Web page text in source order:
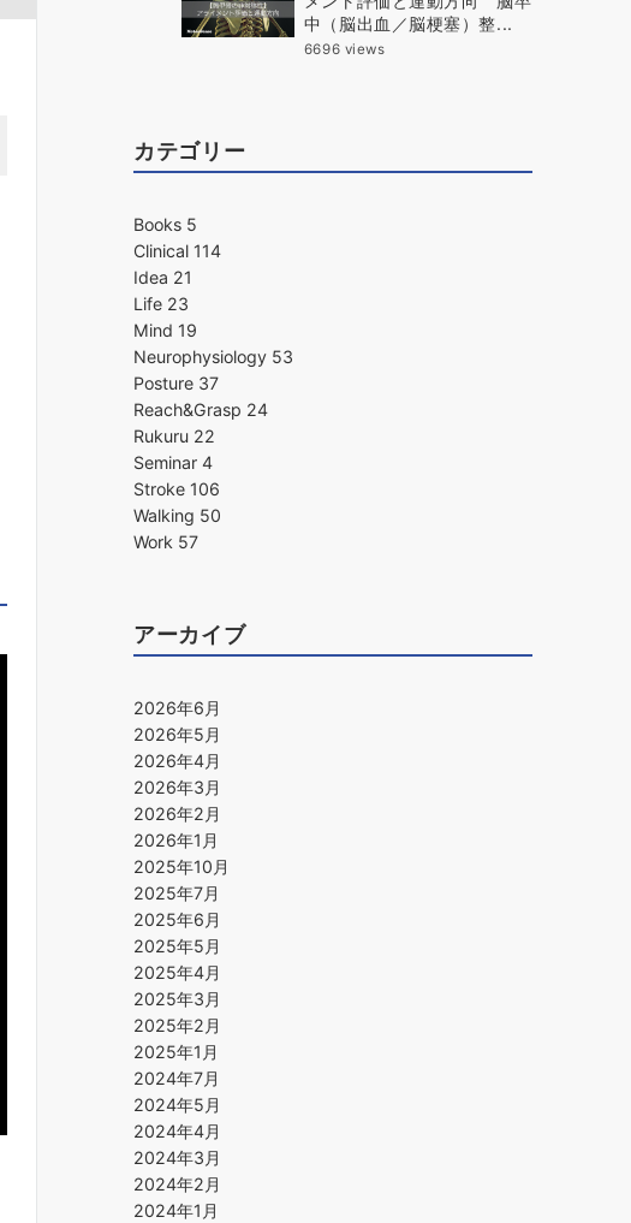
中（脳出血／脳梗塞）整...
6696 views
カテゴリー
Books 5
Clinical 114
Idea 21
Life 23
Mind 19
Neurophysiology 53
Posture 37
Reach&Grasp 24
Rukuru 22
Seminar 4
Stroke 106
Walking 50
Work 57
アーカイブ
2026年6月
2026年5月
2026年4月
2026年3月
2026年2月
2026年1月
2025年10月
2025年7月
2025年6月
2025年5月
2025年4月
2025年3月
2025年2月
2025年1月
2024年7月
2024年5月
2024年4月
2024年3月
2024年2月
2024年1月